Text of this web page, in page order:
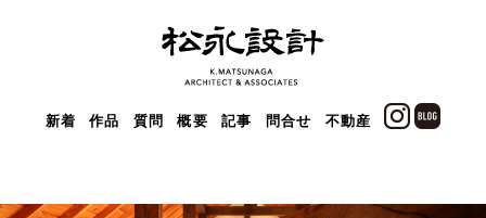
新着 作品 質問 概要 記事 問合せ 不動産